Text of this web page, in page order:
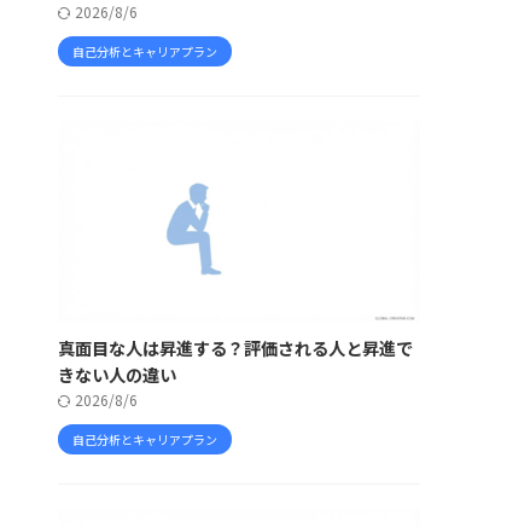
2026/8/6
自己分析とキャリアプラン
真面目な人は昇進する？評価される人と昇進で
きない人の違い
2026/8/6
自己分析とキャリアプラン